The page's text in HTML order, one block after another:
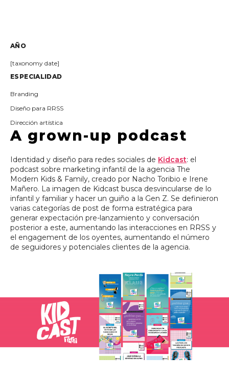
AÑO
[taxonomy date]
ESPECIALIDAD
Branding
Diseño para RRSS
Dirección artística
A grown-up podcast
Identidad y diseño para redes sociales de Kidcast: el
podcast sobre marketing infantil de la agencia The
Modern Kids & Family, creado por Nacho Toribio e Irene
Mañero. La imagen de Kidcast busca desvincularse de lo
infantil y familiar y hacer un guiño a la Gen Z. Se definieron
varias categorías de post de forma estratégica para
generar expectación pre-lanzamiento y conversación
posterior a este, aumentando las interacciones en RRSS y
el engagement de los oyentes, aumentando el número
de seguidores y potenciales clientes de la agencia.